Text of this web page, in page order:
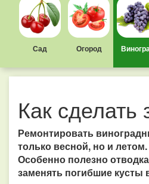
Сад Огород
Как сделать
Ремонтировать
только весной, но и
Особенно полезно
заменять погибшие кусты